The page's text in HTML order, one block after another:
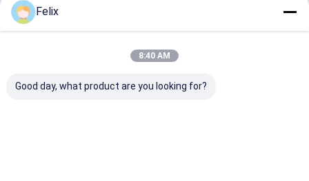
Empfohlene Produkte
Felix
8:40 AM
Good day, what product are you looking for?